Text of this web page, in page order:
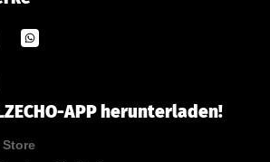
APP herunterladen!